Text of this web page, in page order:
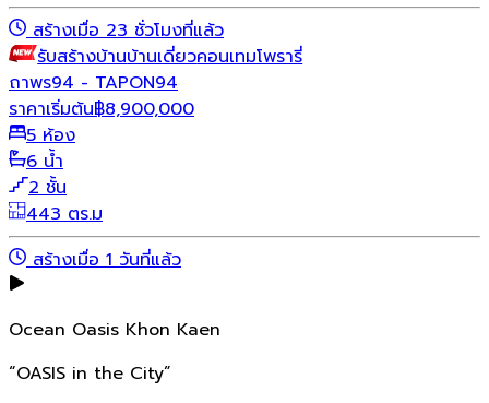
สร้างเมื่อ 23 ชั่วโมงที่แล้ว
รับสร้างบ้านบ้านเดี่ยวคอนเทมโพรารี่
ถาพร94 - TAPON94
ราคาเริ่มต้น฿8,900,000
5 ห้อง
6 น้ำ
2 ชั้น
443 ตร.ม
สร้างเมื่อ 1 วันที่แล้ว
Ocean Oasis Khon Kaen
“OASIS in the City”